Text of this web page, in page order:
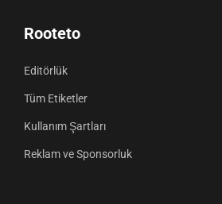
Rooteto
Editörlük
Tüm Etiketler
Kullanım Şartları
Reklam ve Sponsorluk